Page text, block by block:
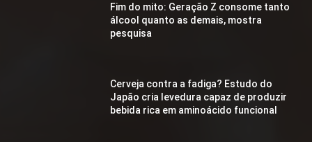
Fim do mito: Geração Z consome tanto
álcool quanto as demais, mostra
pesquisa
Cerveja contra a fadiga? Estudo do
Japão cria levedura capaz de produzir
bebida rica em aminoácido funcional